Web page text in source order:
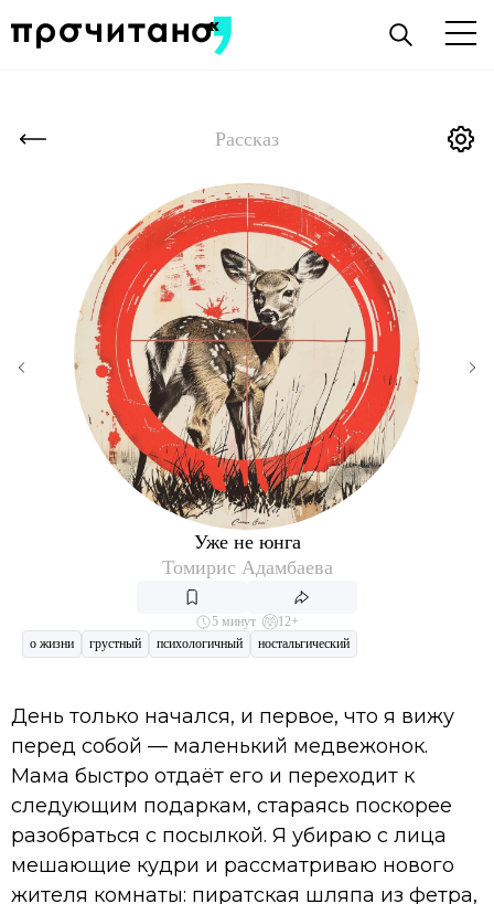
Рассказ
Уже не юнга
Томирис Адамбаева
5 минут
12+
о жизни
грустный психологичный ностальгический
День только начался, и первое, что я вижу
перед собой — маленький медвежонок.
Мама быстро отдаёт его и переходит к
следующим подаркам, стараясь поскорее
разобраться с посылкой. Я убираю с лица
мешающие кудри и рассматриваю нового
жителя комнаты: пиратская шляпа из фетра,